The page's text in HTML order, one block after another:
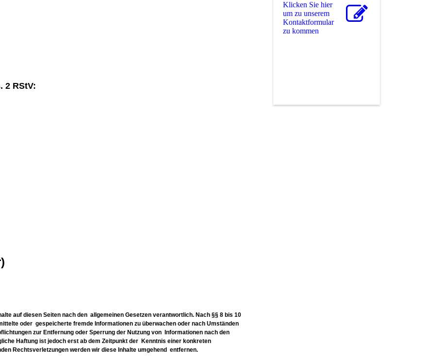
2 RStV:
auf diesen Seiten nach den allgemeinen Gesetzen verantwortlich. Nach §§ 8 bis 10
oder gespeicherte fremde Informationen zu überwachen oder nach Umständen
zur Entfernung oder Sperrung der Nutzung von Informationen nach den
Haftung ist jedoch erst ab dem Zeitpunkt der Kenntnis einer konkreten
Rechtsverletzungen werden wir diese Inhalte umgehend entfernen.
Klicken Sie hier
um zu unserem
Kon­takt­for­mu­lar
zu kommen